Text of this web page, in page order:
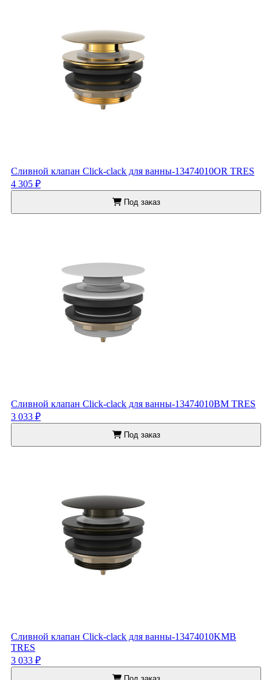
Сливной клапан Click-clack для ванны-13474010OR TRES
4 305 ₽
Под заказ
Сливной клапан Click-clack для ванны-13474010BM TRES
3 033 ₽
Под заказ
Сливной клапан Click-clack для ванны-13474010KMB
TRES
3 033 ₽